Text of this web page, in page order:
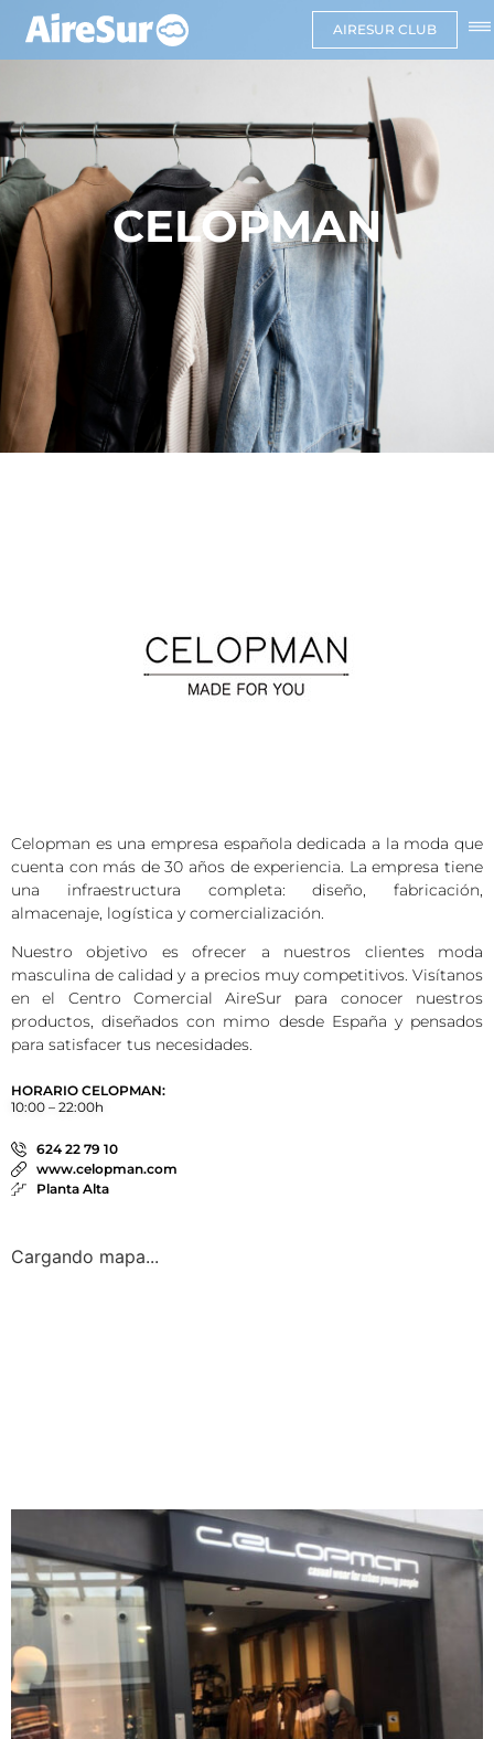
AIRESUR CLUB
CELOPMAN
Celopman es una empresa española dedicada a la moda que
cuenta con más de 30 años de experiencia. La empresa tiene
una infraestructura completa: diseño, fabricación,
almacenaje, logística y comercialización.
Nuestro objetivo es ofrecer a nuestros clientes moda
masculina de calidad y a precios muy competitivos. Visítanos
en el Centro Comercial AireSur para conocer nuestros
productos, diseñados con mimo desde España y pensados
para satisfacer tus necesidades.
HORARIO CELOPMAN:
10:00 – 22:00h
624 22 79 10
www.celopman.com
Planta Alta
Cargando mapa...